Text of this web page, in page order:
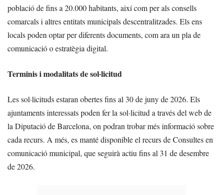
població de fins a 20.000 habitants, així com per als consells
comarcals i altres entitats municipals descentralitzades. Els ens
locals poden optar per diferents documents, com ara un pla de
comunicació o estratègia digital.
Terminis i modalitats de sol·licitud
Les sol·licituds estaran obertes fins al 30 de juny de 2026. Els
ajuntaments interessats poden fer la sol·licitud a través del web de
la Diputació de Barcelona, on podran trobar més informació sobre
cada recurs. A més, es manté disponible el recurs de Consultes en
comunicació municipal, que seguirà actiu fins al 31 de desembre
de 2026.